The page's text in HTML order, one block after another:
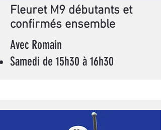
Fleuret M9 débutants et
confirmés ensemble
Avec Romain
Samedi de 15h30 à 16h30​